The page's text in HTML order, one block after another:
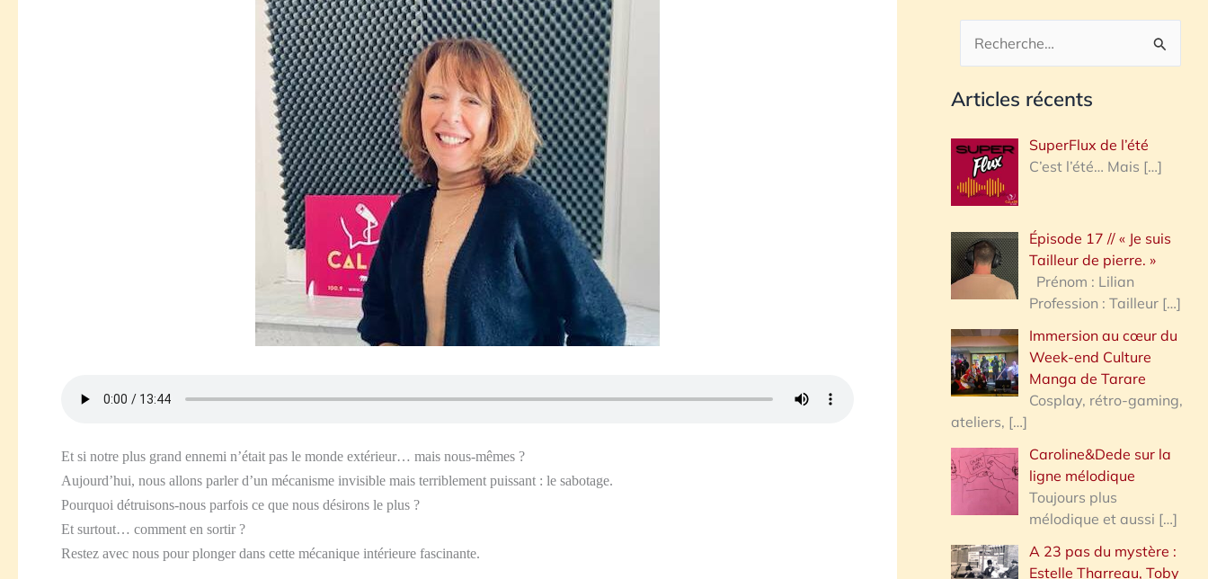
Et si notre plus grand ennemi n’était pas le monde extérieur… mais nous-mêmes ?
Aujourd’hui, nous allons parler d’un mécanisme invisible mais terriblement puissant : le sabotage.
Pourquoi détruisons-nous parfois ce que nous désirons le plus ?
Et surtout… comment en sortir ?
Restez avec nous pour plonger dans cette mécanique intérieure fascinante.
c
h
r
h
e
:
Articles récents
SuperFlux de l’été
C’est l’été… Mais […]
Épisode 17 // « Je suis
Tailleur de pierre. »
Prénom : Lilian
Profession : Tailleur […]
Immersion au cœur du
Week-end Culture
Manga de Tarare
Cosplay, rétro-gaming,
ateliers, […]
Caroline&Dede sur la
ligne mélodique
Toujours plus
mélodique et aussi […]
A 23 pas du mystère :
Estelle Tharreau, Toby